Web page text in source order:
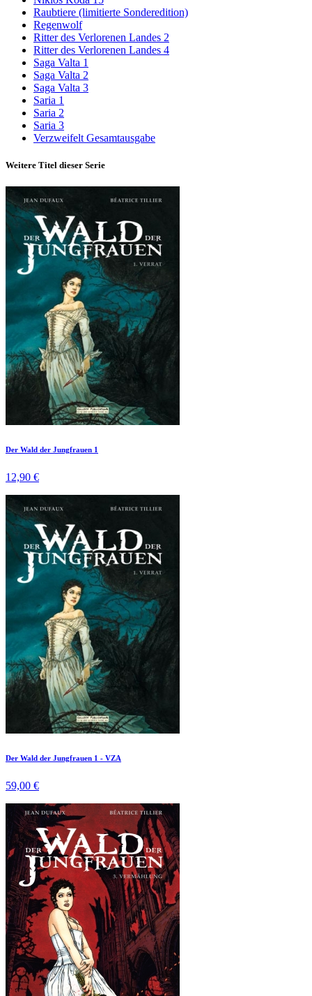
Raubtiere (limitierte Sonderedition)
Regenwolf
Ritter des Verlorenen Landes 2
Ritter des Verlorenen Landes 4
Saga Valta 1
Saga Valta 2
Saga Valta 3
Saria 1
Saria 2
Saria 3
Verzweifelt Gesamtausgabe
Weitere Titel dieser Serie
Der Wald der Jungfrauen 1
12,90 €
Der Wald der Jungfrauen 1 - VZA
59,00 €